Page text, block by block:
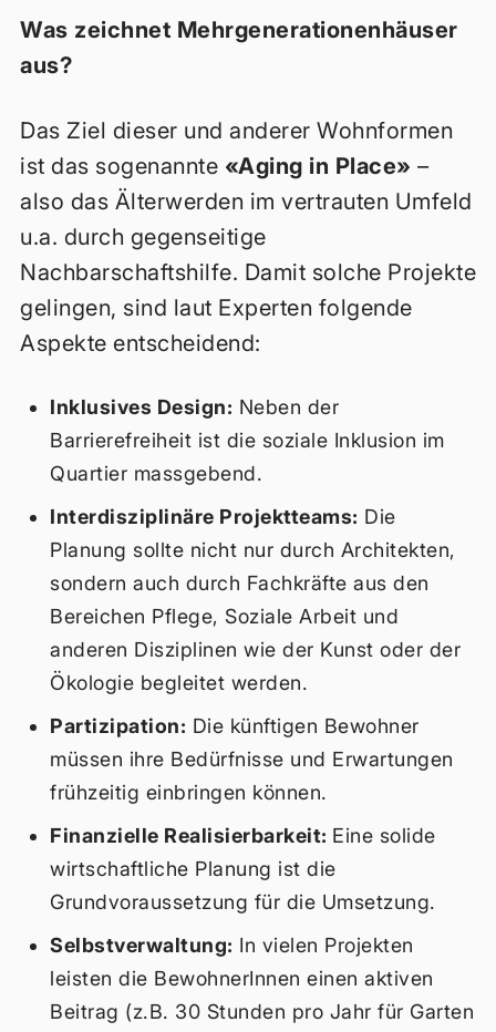
Was zeichnet Mehrgenerationenhäuser
aus?
Das Ziel dieser und anderer Wohnformen
ist das sogenannte «Aging in Place» –
also das Älterwerden im vertrauten Umfeld
u.a. durch gegenseitige
Nachbarschaftshilfe. Damit solche Projekte
gelingen, sind laut Experten folgende
Aspekte entscheidend:
Inklusives Design: Neben der
Barrierefreiheit ist die soziale Inklusion im
Quartier massgebend.
Interdisziplinäre Projektteams: Die
Planung sollte nicht nur durch Architekten,
sondern auch durch Fachkräfte aus den
Bereichen Pflege, Soziale Arbeit und
anderen Disziplinen wie der Kunst oder der
Ökologie begleitet werden.
Partizipation: Die künftigen Bewohner
müssen ihre Bedürfnisse und Erwartungen
frühzeitig einbringen können.
Finanzielle Realisierbarkeit: Eine solide
wirtschaftliche Planung ist die
Grundvoraussetzung für die Umsetzung.
Selbstverwaltung: In vielen Projekten
leisten die BewohnerInnen einen aktiven
Beitrag (z.B. 30 Stunden pro Jahr für Garten